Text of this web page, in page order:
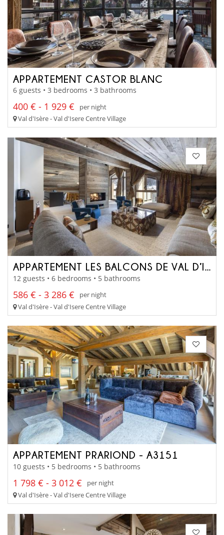
APPARTEMENT CASTOR BLANC
6 guests • 3 bedrooms • 3 bathrooms
400 € - 1 929 €
per night
Val d'Isère - Val d'Isere Centre Village
APPARTEMENT LES BALCONS DE VAL D’ISÈRE
12 guests • 6 bedrooms • 5 bathrooms
586 € - 3 286 €
per night
Val d'Isère - Val d'Isere Centre Village
APPARTEMENT PRARIOND - A3151
10 guests • 5 bedrooms • 5 bathrooms
1 798 € - 3 012 €
per night
Val d'Isère - Val d'Isere Centre Village